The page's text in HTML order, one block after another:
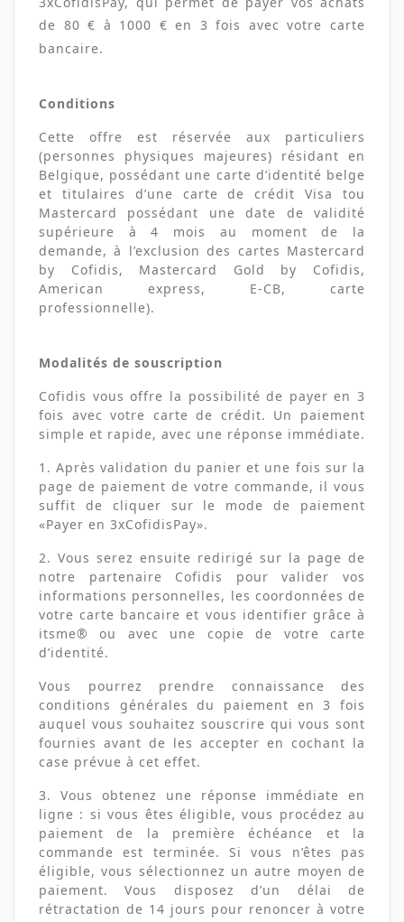
de 80 € à 1000 € en 3 fois avec votre carte
bancaire.
Conditions
Cette offre est réservée aux particuliers
(personnes physiques majeures) résidant en
Belgique, possédant une carte d’identité belge
et titulaires d’une carte de crédit Visa tou
Mastercard possédant une date de validité
supérieure à 4 mois au moment de la
demande, à l’exclusion des cartes Mastercard
by Cofidis, Mastercard Gold by Cofidis,
American express, E-CB, carte
professionnelle).
Modalités de souscription
Cofidis vous offre la possibilité de payer en 3
fois avec votre carte de crédit. Un paiement
simple et rapide, avec une réponse immédiate.
1. Après validation du panier et une fois sur la
page de paiement de votre commande, il vous
suffit de cliquer sur le mode de paiement
«Payer en 3xCofidisPay».
2. Vous serez ensuite redirigé sur la page de
notre partenaire Cofidis pour valider vos
informations personnelles, les coordonnées de
votre carte bancaire et vous identifier grâce à
itsme® ou avec une copie de votre carte
d’identité.
Vous pourrez prendre connaissance des
conditions générales du paiement en 3 fois
auquel vous souhaitez souscrire qui vous sont
fournies avant de les accepter en cochant la
case prévue à cet effet.
3. Vous obtenez une réponse immédiate en
ligne : si vous êtes éligible, vous procédez au
paiement de la première échéance et la
commande est terminée. Si vous n’êtes pas
éligible, vous sélectionnez un autre moyen de
paiement. Vous disposez d’un délai de
rétractation de 14 jours pour renoncer à votre